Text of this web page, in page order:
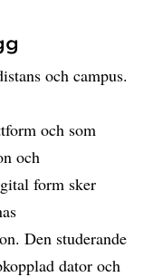
och campus.
och som
och
form sker
Den studerande
dator och